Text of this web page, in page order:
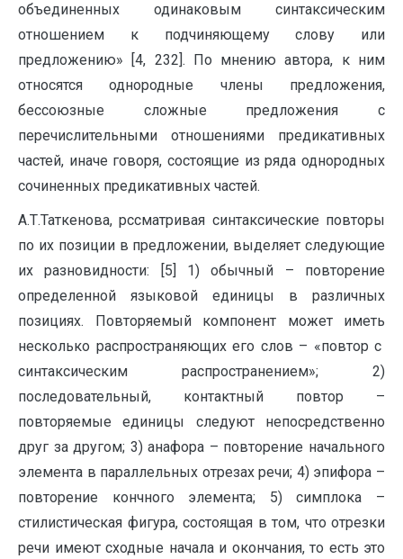
объединенных одинаковым синтаксическим
отношением к подчиняющему слову или
предложению» [4, 232]. По мнению автора, к ним
относятся однородные члены предложения,
бессоюзные сложные предложения с
перечислительными отношениями предикативных
частей, иначе говоря, состоящие из ряда однородных
сочиненных предикативных частей.
А.Т.Таткенова, рссматривая синтаксические повторы
по их позиции в предложении, выделяет следующие
их разновидности: [5] 1) обычный – повторение
определенной языковой единицы в различных
позициях. Повторяемый компонент может иметь
несколько распространяющих его слов – «повтор с
синтаксическим распространением»; 2)
последовательный, контактный повтор –
повторяемые единицы следуют непосредственно
друг за другом; 3) анафора – повторение начального
элемента в параллельных отрезах речи; 4) эпифора –
повторение кончного элемента; 5) симплока –
стилистическая фигура, состоящая в том, что отрезки
речи имеют сходные начала и окончания, то есть это